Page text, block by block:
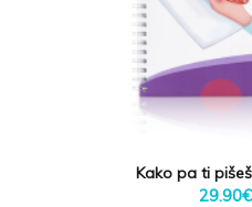
Kako pa ti
29.90€